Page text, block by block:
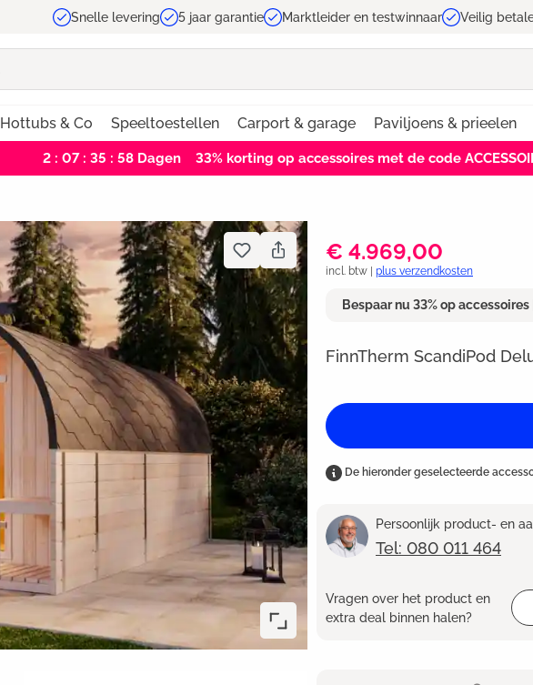
Snelle levering 5 jaar garantie Marktleider en testwinnaar Veilig
Hottubs & Co Speeltoestellen Carport & garage Paviljoens & prieelen
2 : 07 : 35 : 57Dagen 33% korting op accessoires met de code
€ 4.969,00
incl. btw | plus verzendkosten
Bespaar nu 33% op accessoires
FinnTherm ScandiPod
De hieronder geselecteerde
Persoonlijk product- en
Tel: 080 011 464
Vragen over het product en
extra deal binnen halen?